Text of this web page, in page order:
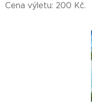
Cena výletu: 200 Kč.